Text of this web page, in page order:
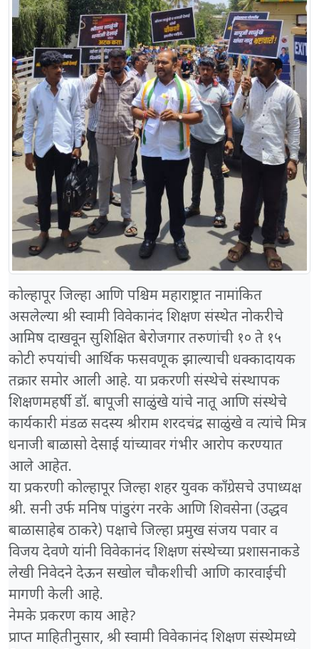
कोल्हापूर जिल्हा आणि पश्चिम महाराष्ट्रात नामांकित
असलेल्या श्री स्वामी विवेकानंद शिक्षण संस्थेत नोकरीचे
आमिष दाखवून सुशिक्षित बेरोजगार तरुणांची १० ते १५
कोटी रुपयांची आर्थिक फसवणूक झाल्याची धक्कादायक
तक्रार समोर आली आहे. या प्रकरणी संस्थेचे संस्थापक
शिक्षणमहर्षी डॉ. बापूजी साळुंखे यांचे नातू आणि संस्थेचे
कार्यकारी मंडळ सदस्य श्रीराम शरदचंद्र साळुंखे व त्यांचे मित्र
धनाजी बाळासो देसाई यांच्यावर गंभीर आरोप करण्यात
आले आहेत.
​या प्रकरणी कोल्हापूर जिल्हा शहर युवक काँग्रेसचे उपाध्यक्ष
श्री. सनी उर्फ मनिष पांडुरंग नरके आणि शिवसेना (उद्धव
बाळासाहेब ठाकरे) पक्षाचे जिल्हा प्रमुख संजय पवार व
विजय देवणे यांनी विवेकानंद शिक्षण संस्थेच्या प्रशासनाकडे
लेखी निवेदने देऊन सखोल चौकशीची आणि कारवाईची
मागणी केली आहे.
​नेमके प्रकरण काय आहे?
​प्राप्त माहितीनुसार, श्री स्वामी विवेकानंद शिक्षण संस्थेमध्ये